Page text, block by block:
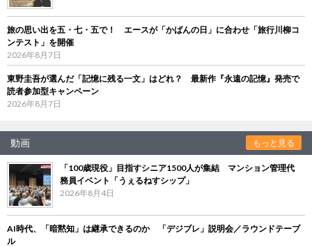
旅の思い出を五・七・五で！ エースが「かばんの日」に合わせ「旅行川柳コ
ンテスト」を開催
2026年8月7日
東野圭吾が選んだ「記憶に残る一文」はどれ？ 最新作『永遠の記憶』発売で
読者参加型キャンペーン
2026年8月7日
動画 もっと見る
「100歳現役」目指すシニア1500人が集結 マンション管理代
務員イベント「うぇるねすシップ」
2026年8月4日
AI時代、「暗黙知」は継承できるのか 「デジブレ」説明会／ラウンドテーブ
ル